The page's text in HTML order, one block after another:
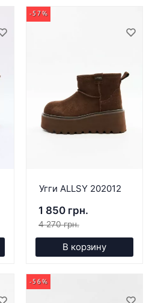
-57%
Угги ALLSY 202012
1 850 грн.
4 270 грн.
В корзину
-56%